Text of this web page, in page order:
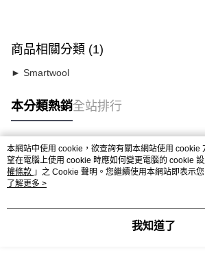
商品相關分類 (1)
► Smartwool
本分類熱銷全站排行
熱門標籤
本網站中使用 cookie，欲查詢有關本網站使用 cookie
望在電腦上使用 cookie 時應如何變更電腦的 cookie
權條款 」之 Cookie 聲明。您繼續使用本網站即表示
用條款之 Cookie 聲明使用 cookie。
了解更多 >
我知道了